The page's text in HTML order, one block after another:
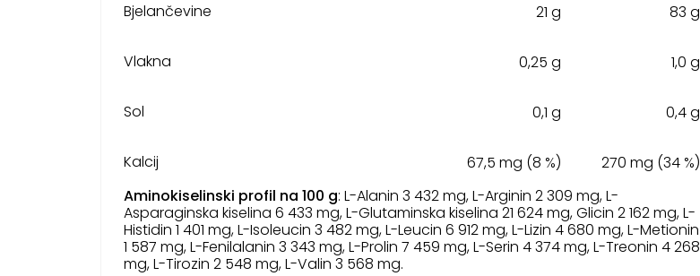
Bjelančevine 21 g 83 g
Vlakna 0,25 g 1,0 g
Sol 0,1 g 0,4 g
Kalcij 67,5 mg (8 %)
270 mg (34 %)
Aminokiselinski profil na 100 g: L-Alanin 3 432 mg, L-Arginin 2 309 mg, L-
Asparaginska kiselina 6 433 mg, L-Glutaminska kiselina 21 624 mg, Glicin 2 162 mg, L-
Histidin 1 401 mg, L-Isoleucin 3 482 mg, L-Leucin 6 912 mg, L-Lizin 4 680 mg, L-Metionin
1 587 mg, L-Fenilalanin 3 343 mg, L-Prolin 7 459 mg, L-Serin 4 374 mg, L-Treonin 4 268
mg, L-Tirozin 2 548 mg, L-Valin 3 568 mg.